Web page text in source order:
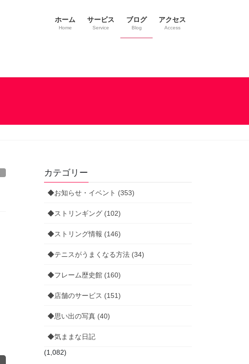
ホーム
Home
サービス
Service
ブログ
Blog
アクセス
Access
カテゴリー
◆お知らせ・イベント (353)
◆ストリンギング (102)
◆ストリング情報 (146)
◆テニスがうまくなる方法 (34)
◆フレーム歴史館 (160)
◆店舗のサービス (151)
◆思い出の写真 (40)
◆気ままな日記
(1,082)